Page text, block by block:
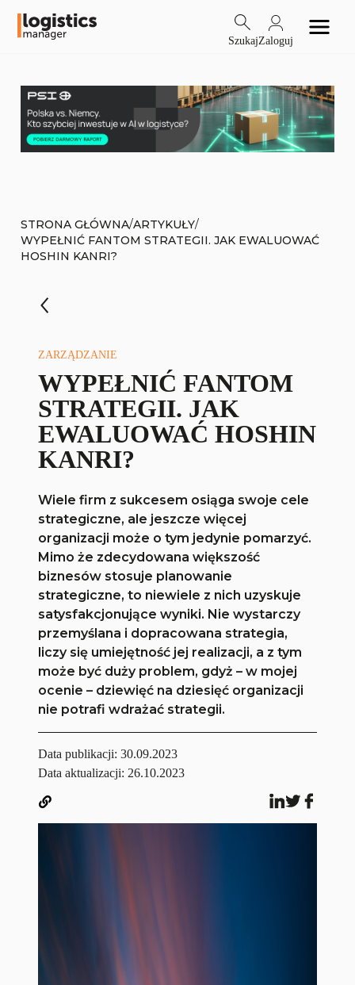
SzukajZaloguj
STRONA GŁÓWNA/ARTYKUŁY/
WYPEŁNIĆ FANTOM STRATEGII. JAK EWALUOWAĆ
HOSHIN KANRI?
ZARZĄDZANIE
WYPEŁNIĆ FANTOM
STRATEGII. JAK
EWALUOWAĆ HOSHIN
KANRI?
Wiele firm z sukcesem osiąga swoje cele
strategiczne, ale jeszcze więcej
organizacji może o tym jedynie pomarzyć.
Mimo że zdecydowana większość
biznesów stosuje planowanie
strategiczne, to niewiele z nich uzyskuje
satysfakcjonujące wyniki. Nie wystarczy
przemyślana i dopracowana strategia,
liczy się umiejętność jej realizacji, a z tym
może być duży problem, gdyż – w mojej
ocenie – dziewięć na dziesięć organizacji
nie potrafi wdrażać strategii.
Data publikacji:30.09.2023
Data aktualizacji: 26.10.2023